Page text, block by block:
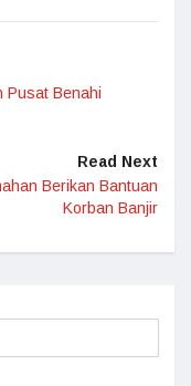
Pusat Benahi
Read Next
Berikan Bantuan
Korban Banjir